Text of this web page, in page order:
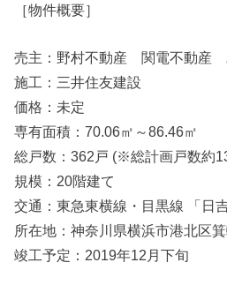
［物件概要］
売主：野村不動産 関電不動産
施工：三井住友建設
価格：未定
専有面積：70.06㎡～86.46㎡
総戸数：362戸 (※総計画戸数約
規模：20階建て
交通：東急東横線・目黒線 「日
所在地：神奈川県横浜市港北区
竣工予定：2019年12月下旬